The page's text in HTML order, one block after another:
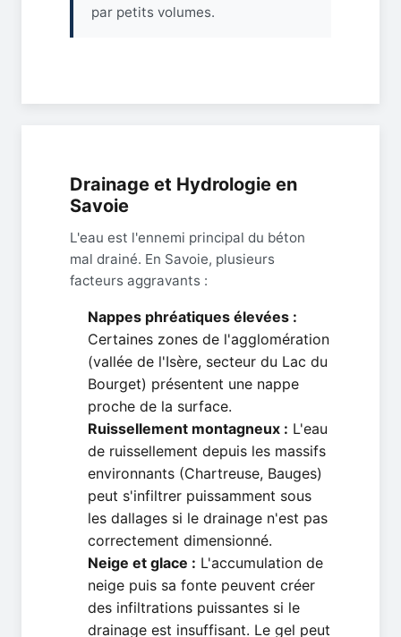
par petits volumes.
Drainage et Hydrologie en
Savoie
L'eau est l'ennemi principal du béton
mal drainé. En Savoie, plusieurs
facteurs aggravants :
Nappes phréatiques élevées :
Certaines zones de l'agglomération
(vallée de l'Isère, secteur du Lac du
Bourget) présentent une nappe
proche de la surface.
Ruissellement montagneux : L'eau
de ruissellement depuis les massifs
environnants (Chartreuse, Bauges)
peut s'infiltrer puissamment sous
les dallages si le drainage n'est pas
correctement dimensionné.
Neige et glace : L'accumulation de
neige puis sa fonte peuvent créer
des infiltrations puissantes si le
drainage est insuffisant. Le gel peut